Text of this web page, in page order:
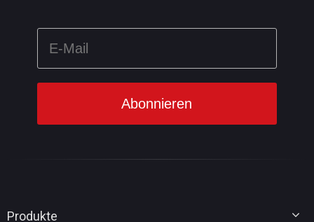
Produkte